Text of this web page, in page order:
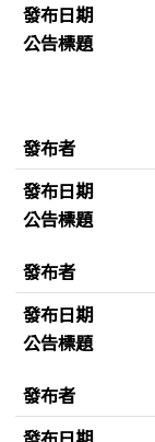
發布日期
公告標題
發布者
發布日期
公告標題
發布者
發布日期
公告標題
發布者